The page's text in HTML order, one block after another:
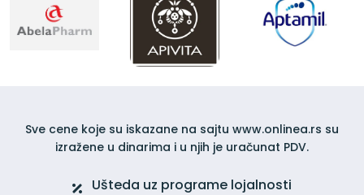
Sve cene koje su iskazane na sajtu www.onlinea.rs su
izražene u dinarima i u njih je uračunat PDV.
Ušteda uz programe lojalnosti